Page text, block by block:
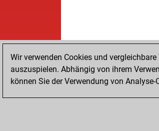
Wir verwenden Cookies und
auszuspielen. Abhängig von ihrem
können Sie der Verwendung von